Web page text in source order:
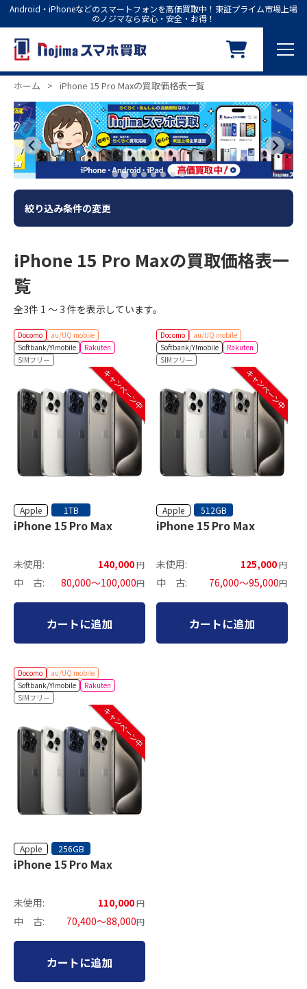
Android・iPhoneなどのスマートフォンを高価買取中！東証プライム市場上場
のノジマなら安心・安全・お得！
ホーム > iPhone 15 Pro Maxの買取価格表一覧
絞り込み条件の変更
iPhone 15 Pro Maxの買取価格表一
覧
全3件 1 ～ 3 件を表示しています。
Docomo
au/UQ mobile
Softbank/Y!mobile
Rakuten
SIMフリー
キャンペーン中
Apple 1TB
iPhone 15 Pro Max
未使用: 140,000円
中 古: 80,000～100,000円
カートに追加
Docomo
au/UQ mobile
Softbank/Y!mobile
Rakuten
SIMフリー
キャンペーン中
Apple 512GB
iPhone 15 Pro Max
未使用: 125,000円
中 古: 76,000～95,000円
カートに追加
Docomo
au/UQ mobile
Softbank/Y!mobile
Rakuten
SIMフリー
キャンペーン中
Apple 256GB
iPhone 15 Pro Max
未使用: 110,000円
中 古: 70,400～88,000円
カートに追加